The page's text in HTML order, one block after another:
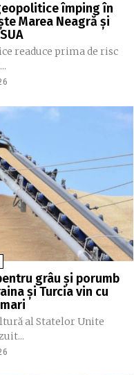
împing în
Marea Neagră și
readuce prima de risc
grâu și porumb
și Turcia vin cu
al Statelor Unite